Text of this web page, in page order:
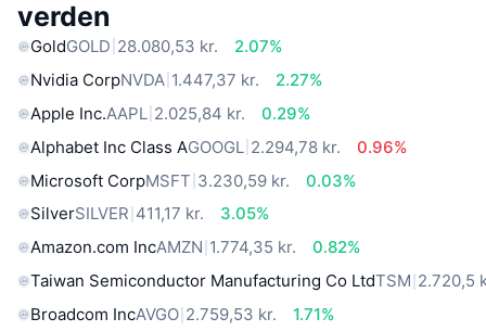
verden
GoldGOLD 28.080,53 kr.
2.07%
Nvidia CorpNVDA 1.447,37 kr.
2.27%
Apple Inc.AAPL 2.025,84 kr.
0.29%
Alphabet Inc Class AGOOGL 2.294,78 kr.
0.96%
Microsoft CorpMSFT 3.230,59 kr.
0.03%
SilverSILVER 411,17 kr.
3.05%
Amazon.com IncAMZN 1.774,35 kr.
0.82%
Taiwan Semiconductor Manufacturing Co LtdTSM 2.720,5
Broadcom IncAVGO 2.759,53 kr.
1.71%